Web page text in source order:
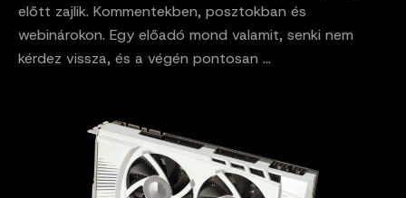
előtt zajlik. Kommentekben, posztokban és
webinárokon. Egy előadó mond valamit, senki nem
kérdez vissza, és a végén pontosan ...